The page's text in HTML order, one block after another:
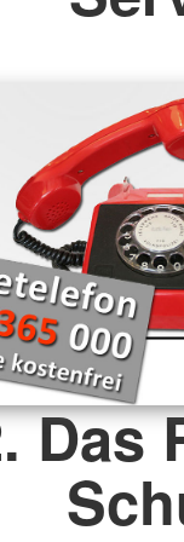
Das